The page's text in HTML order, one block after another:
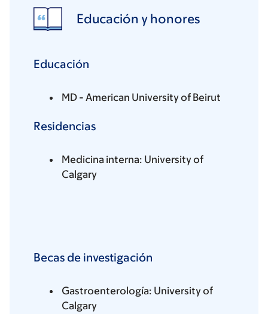
Educación y honores
Educación
MD - American University of Beirut
Residencias
Medicina interna: University of
Calgary
Becas de investigación
Gastroenterología: University of
Calgary